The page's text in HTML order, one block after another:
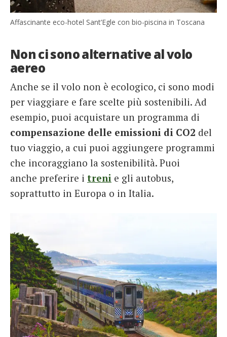
Affascinante eco-hotel Sant’Egle con bio-piscina in Toscana
Non ci sono alternative al volo
aereo
Anche se il volo non è ecologico, ci sono modi
per viaggiare e fare scelte più sostenibili. Ad
esempio, puoi acquistare un programma di
compensazione delle emissioni di CO2 del
tuo viaggio, a cui puoi aggiungere programmi
che incoraggiano la sostenibilità. Puoi
anche preferire i treni e gli autobus,
soprattutto in Europa o in Italia.